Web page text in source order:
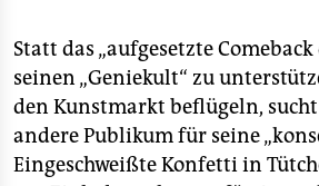
Statt das „aufgesetzte
seinen „Geniekult“ zu
den Kunstmarkt beflügeln,
andere Publikum für seine
Eingeschweißte Konfetti in